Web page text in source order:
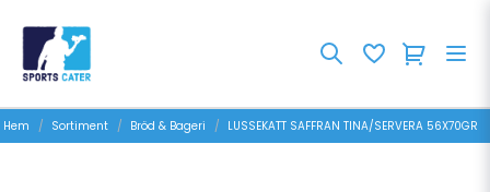
Hem Sortiment Bröd & Bageri LUSSEKATT SAFFRAN TINA/SERVERA 56X70GR